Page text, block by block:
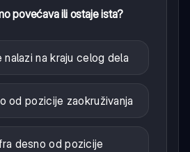
povećava ili ostaje ista?
nalazi na kraju celog dela
od pozicije zaokruživanja
desno od pozicije